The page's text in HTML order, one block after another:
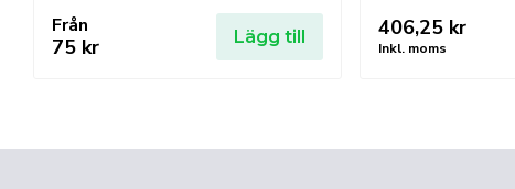
Från
75 kr Lägg till 406,25 kr
Inkl. moms